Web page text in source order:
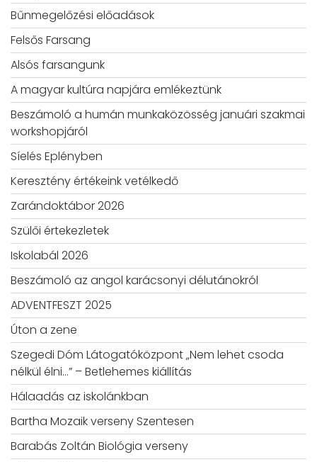
Bűnmegelőzési előadások
Felsős Farsang
Alsós farsangunk
A magyar kultúra napjára emlékeztünk
Beszámoló a humán munkaközösség januári szakmai
workshopjáról
Síelés Eplényben
Keresztény értékeink vetélkedő
Zarándoktábor 2026
Szülői értekezletek
Iskolabál 2026
Beszámoló az angol karácsonyi délutánokról
ADVENTFESZT 2025
Úton a zene
Szegedi Dóm Látogatóközpont „Nem lehet csoda
nélkül élni…” – Betlehemes kiállítás
Hálaadás az iskolánkban
Bartha Mozaik verseny Szentesen
Barabás Zoltán Biológia verseny